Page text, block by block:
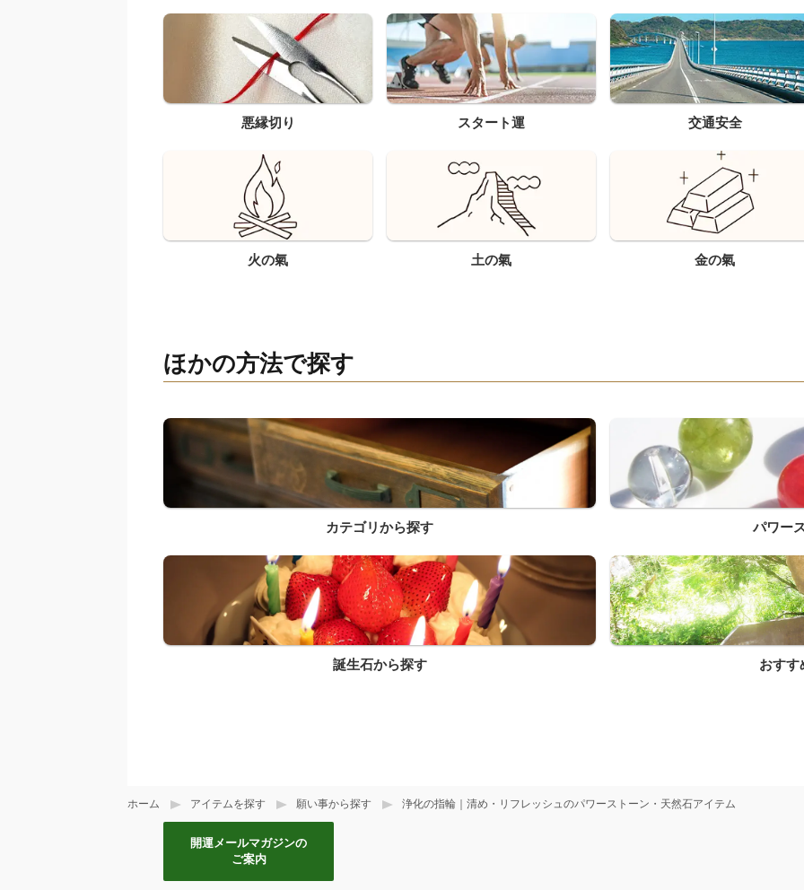
悪縁切り スタート運 交通安全
火の氣 土の氣 金の氣
ほかの方法で探す
カテゴリから探す パワー
誕生石から探す おすす
ホーム アイテムを探す 願い事から探す 浄化の指輪｜清め・リフレッシュのパワーストーン・天然石アイテム
開運メールマガジンの
ご案内